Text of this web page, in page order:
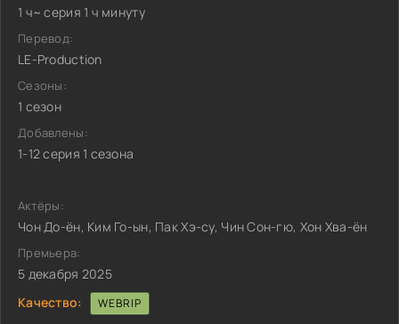
1 ч~ серия 1 ч минуту
Перевод:
LE-Production
Сезоны:
1 сезон
Добавлены:
1-12 серия 1 сезона
Актёры:
Чон До-ён, Ким Го-ын, Пак Хэ-су, Чин Сон-гю, Хон Хва-ён
Премьера:
5 декабря 2025
Качество:
WEBRIP